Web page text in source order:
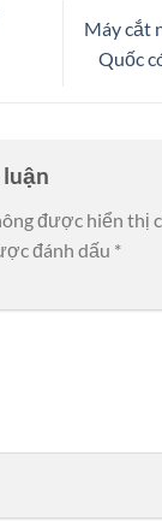
Máy cắt
Quốc
được hiển thị
đánh dấu *